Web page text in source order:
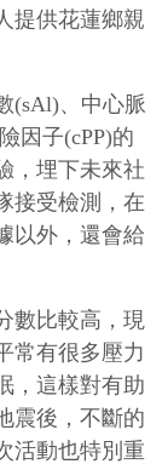
提供花蓮鄉親
、中心脈
因子(cPP)的
，埋下未來社
接受檢測，在
以外，還會給
數比較高，現
常有很多壓力
，這樣對有助
震後，不斷的
活動也特別重